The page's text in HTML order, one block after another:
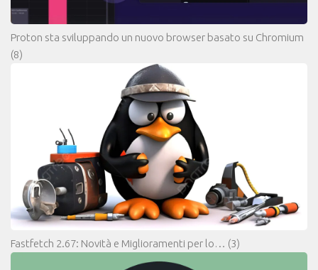
Proton sta sviluppando un nuovo browser basato su Chromium
(8)
Fastfetch 2.67: Novità e Miglioramenti per lo… (3)